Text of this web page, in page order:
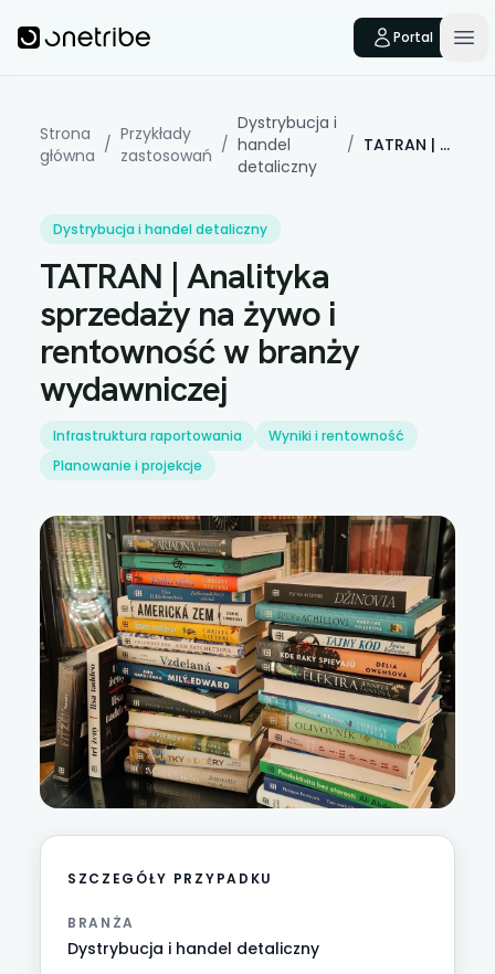
Onetribe
Portal
Strona
główna / Przykłady
zastosowań /
Dystrybucja i
handel
detaliczny
/ TATRAN | Analityka sprzedaży na żywo i rentowność w branży wydawniczej
Dystrybucja i handel detaliczny
TATRAN | Analityka
sprzedaży na żywo i
rentowność w branży
wydawniczej
Infrastruktura raportowania
Wyniki i rentowność
Planowanie i projekcje
SZCZEGÓŁY PRZYPADKU
BRANŻA
Dystrybucja i handel detaliczny